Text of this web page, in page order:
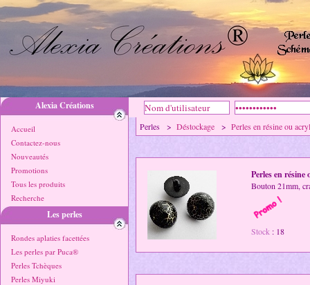
Alexia Créations
Accueil
Contactez-nous
Nouveautés
Promotions
Tous les produits
Recherche
Les perles
Rondes aplaties facettées
Les perles par Puca®
Perles Tchèques
Perles Miyuki
Perles > Déstockage > Perles en résine ou
Perles en résine
Bouton 21mm,
Stock : 18